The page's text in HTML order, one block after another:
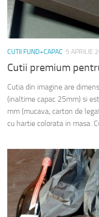
CUTII FUND+CAPAC 5 APRILIE
Cutii premium
Cutia din imagine are
(inaltime capac 25mm) si
mm (mucava, carton de
cu hartie colorata in masa.